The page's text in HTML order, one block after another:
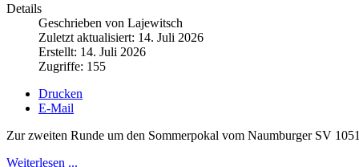
Details
Geschrieben von Lajewitsch
Zuletzt aktualisiert: 14. Juli 2026
Erstellt: 14. Juli 2026
Zugriffe: 155
Drucken
E-Mail
Zur zweiten Runde um den Sommerpokal vom Naumburger SV
Weiterlesen ...